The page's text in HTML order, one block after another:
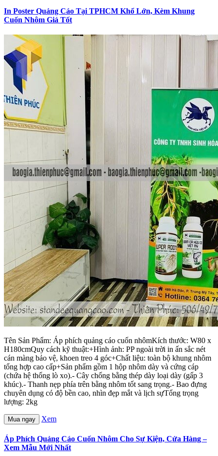
In Poster Quảng Cáo Tại TPHCM Khổ Lớn, Kèm Khung
Cuốn Nhôm Giá Tốt
Tên Sản Phẩm: Áp phích quảng cáo cuốn nhômKích thước: W80 x
H180cmQuy cách kỹ thuật:+Hình ảnh: PP ngoài trời in ấn sắc nét
cán màng bảo vệ, khoen treo 4 góc+Chất liệu: toàn bộ khung nhôm
tổng hợp cao cấp+Sản phẩm gồm 1 hộp nhôm dày và cứng cáp
(chứa hệ thống lò xo).- Cây chống bằng thép dày loại dày (gấp 3
khúc).- Thanh nẹp phía trên bằng nhôm tốt sang trọng.- Bao đựng
chuyên dụng có độ bền cao, nhìn đẹp mắt và lịch sựTổng trọng
lượng: 2kg
Mua ngay Xem
Áp Phích Quảng Cáo Cuốn Nhôm Cho Sự Kiện, Cửa Hàng –
Xem Mẫu Mới Nhất